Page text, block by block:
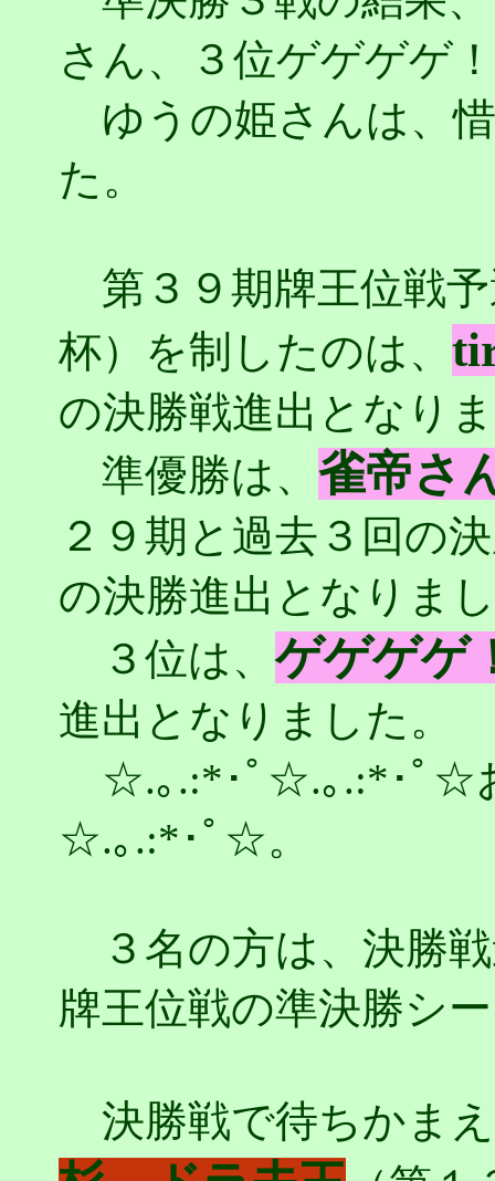
さん、３位ゲゲゲゲ
ゆうの姫さんは、
た。
第３９期牌王位戦
杯）を制したのは、
の決勝戦進出となり
準優勝は、 雀帝さ
２９期と過去３回の
の決勝進出となりま
３位は、ゲゲゲゲ
進出となりました。
☆.｡.:*･ﾟ☆.｡.:*･ﾟ☆
☆.｡.:*･ﾟ☆。
３名の方は、決勝
牌王位戦の準決勝シ
決勝戦で待ちかま